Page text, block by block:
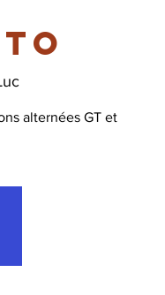
alternées GT et